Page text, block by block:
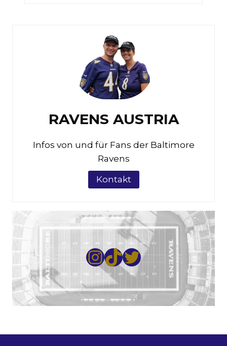
RAVENS AUSTRIA
Infos von und für Fans der Baltimore
Ravens
Kontakt
https://
TikTok
https://